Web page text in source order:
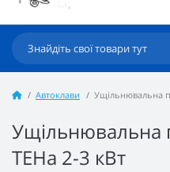
Автоклави Ущільнювальна
Ущільнювальна
ТЕНа 2-3 кВт